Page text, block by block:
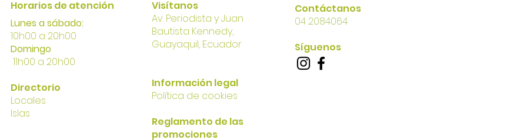
Horarios de atención
Lunes a sábado:
10h00 a 20h00
Domingo
11h00 a 20h00
Directorio
Locales
Islas
Visítanos
Av. Periodista y Juan
Bautista Kennedy,
Guayaquil, Ecuador
Información legal
Política de cookies
Reglamento de las
promociones
Contáctanos
04 2084064
Síguenos